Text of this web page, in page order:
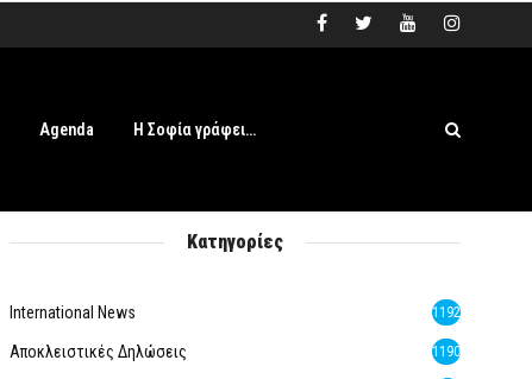
Agenda Η Σοφία γράφει…
Κατηγορίες
International News 1192
Αποκλειστικές Δηλώσεις 1190